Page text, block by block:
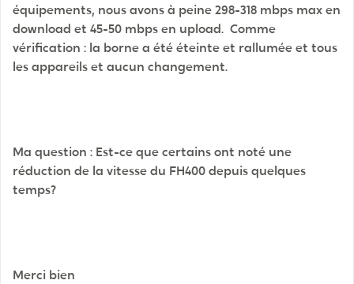
équipements, nous avons à peine 298-318 mbps max en
download et 45-50 mbps en upload. Comme
vérification : la borne a été éteinte et rallumée et tous
les appareils et aucun changement.
Ma question : Est-ce que certains ont noté une
réduction de la vitesse du FH400 depuis quelques
temps?
Merci bien